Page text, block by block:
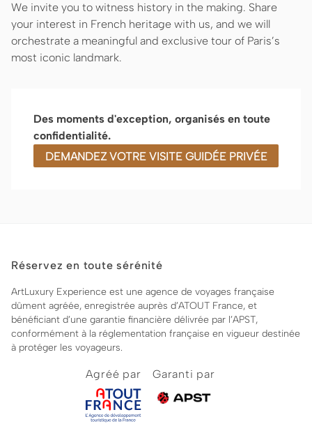
We invite you to witness history in the making. Share
your interest in French heritage with us, and we will
orchestrate a meaningful and exclusive tour of Paris’s
most iconic landmark.
Des moments d'exception, organisés en toute
confidentialité.
DEMANDEZ VOTRE VISITE GUIDÉE PRIVÉE
Réservez en toute sérénité
ArtLuxury Experience est une agence de voyages française
dûment agréée, enregistrée auprès d’ATOUT France, et
bénéficiant d’une garantie financière délivrée par l’APST,
conformément à la réglementation française en vigueur destinée
à protéger les voyageurs.
Agréé par Garanti par